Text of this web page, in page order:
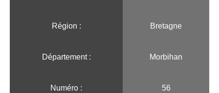
Région :️ Bretagne
Département : Morbihan
Numéro : 56